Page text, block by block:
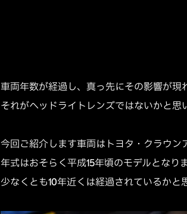
車両年数が経過し、真っ先にその影響が現
それがヘッドライトレンズではないかと思
今回ご紹介します車両はトヨタ・クラウン
年式はおそらく平成15年頃のモデルとなりま
少なくとも10年近くは経過されているかと